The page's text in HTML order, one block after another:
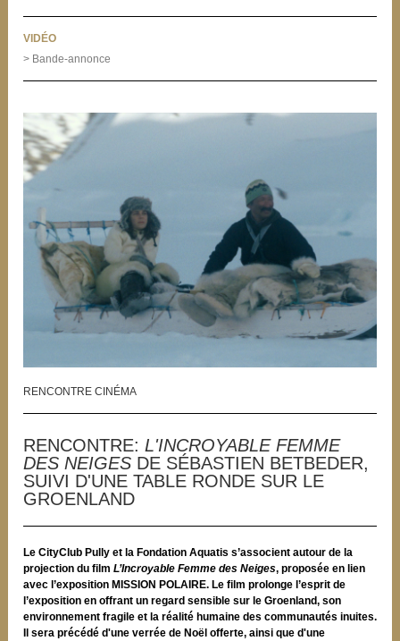
VIDÉO
> Bande-annonce
RENCONTRE CINÉMA
RENCONTRE: L'INCROYABLE FEMME
DES NEIGESDE SÉBASTIEN BETBEDER,
SUIVI D'UNE TABLE RONDE SUR LE
GROENLAND
Le CityClub Pully et la Fondation Aquatis s’associent autour de la
projection du film L’Incroyable Femme des Neiges, proposée en lien
avec l’exposition MISSION POLAIRE. Le film prolonge l’esprit de
l’exposition en offrant un regard sensible sur le Groenland, son
environnement fragile et la réalité humaine des communautés inuites.
Il sera précédé d'une verrée de Noël offerte, ainsi que d'une